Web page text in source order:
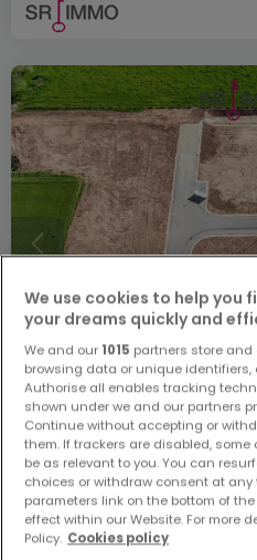
Bauland zum Kauf in
128.100 €
6,1 Ar
We use cookies to help you
your dreams quickly and
We and our 1015 partners store
browsing data or unique identifiers,
Authorise all enables tracking
shown under we and our partners
Continue without accepting or
them. If trackers are disabled,
be as relevant to you. You can
choices or withdraw consent at
parameters link on the bottom of
effect within our Website. For more
Policy. Cookies policy